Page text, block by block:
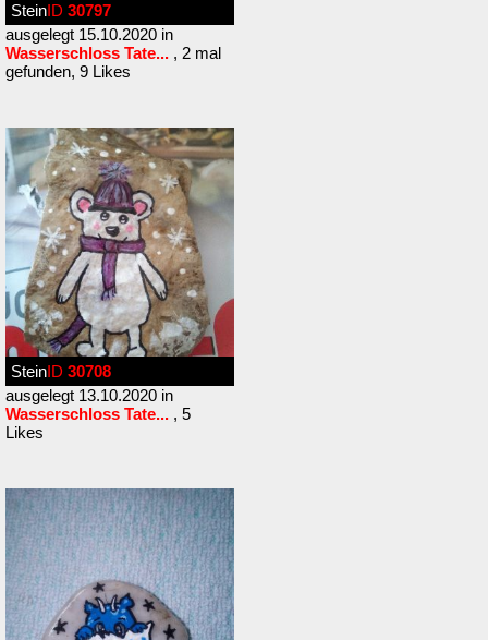
SteinID 30797
ausgelegt 15.10.2020 in
Wasserschloss Tate... , 2 mal
gefunden, 9 Likes
SteinID 30708
ausgelegt 13.10.2020 in
Wasserschloss Tate... , 5
Likes